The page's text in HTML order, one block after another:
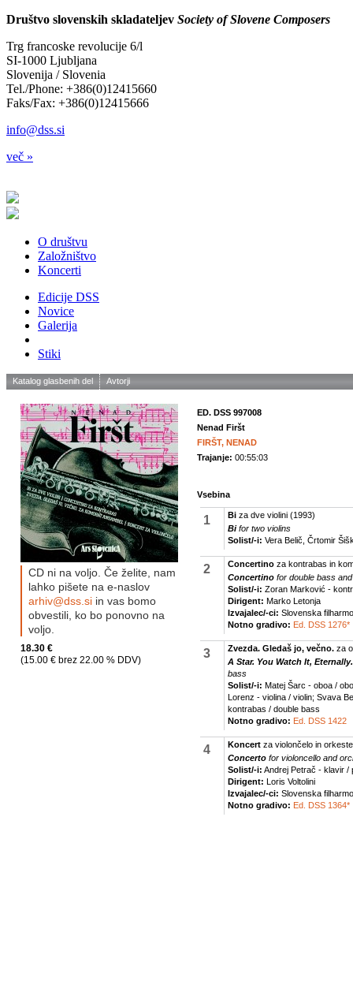
Društvo slovenskih skladateljev Society of Slovene Composers
Trg francoske revolucije 6/l
SI-1000 Ljubljana
Slovenija / Slovenia
Tel./Phone: +386(0)12415660
Faks/Fax: +386(0)12415666
info@dss.si
več »
O društvu
Založništvo
Koncerti
Edicije DSS
Novice
Galerija
Stiki